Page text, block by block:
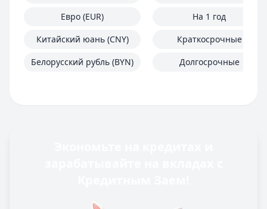
Евро (EUR)
Китайский юань (CNY)
Белорусский рубль (BYN)
На 1 год
Краткосрочные
Долгосрочные